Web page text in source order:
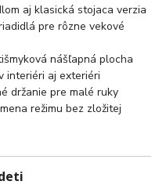
aj klasická stojaca verzia
pre rôzne vekové
nášľapná plocha
interiéri aj exteriéri
držanie pre malé ruky
režimu bez zložitej